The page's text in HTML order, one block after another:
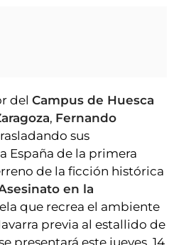
MILITANTE
SESIÓN
del Campus de Huesca
, Fernando
sus
España de la primera
de la ficción histórica
en la
que recrea el ambiente
previa al estallido de
presentará este jueves, 14